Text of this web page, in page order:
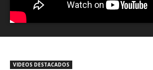
VIDEOS DESTACADOS